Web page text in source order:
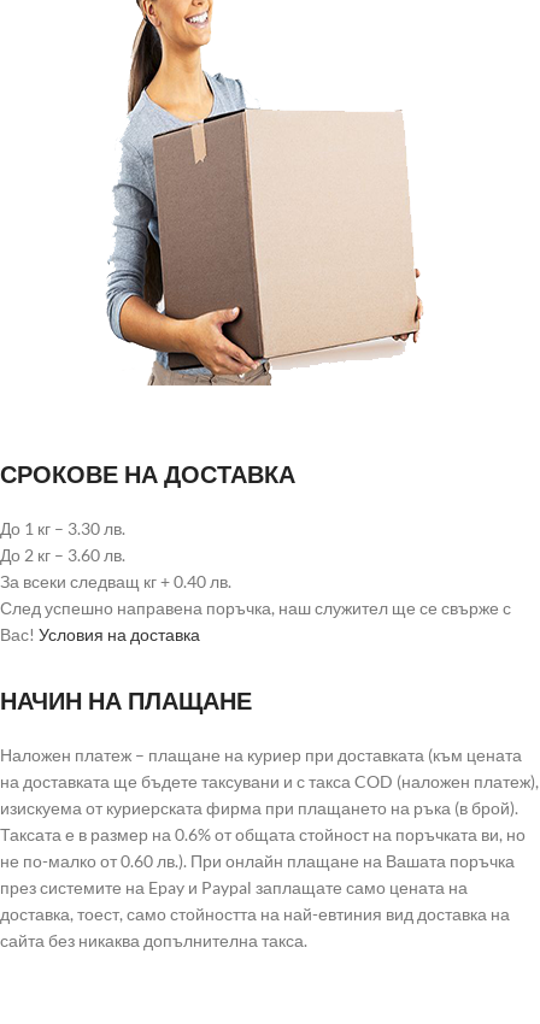
СРОКОВЕ НА ДОСТАВКА
До 1 кг – 3.30 лв.
До 2 кг – 3.60 лв.
За всеки следващ кг + 0.40 лв.
След успешно направена поръчка, наш служител ще се свърже с
Вас! Условия на доставка
НАЧИН НА ПЛАЩАНЕ
Наложен платеж – плащане на куриер при доставката (към цената
на доставката ще бъдете таксувани и с такса COD (наложен платеж),
изискуема от куриерската фирма при плащането на ръка (в брой).
Таксата е в размер на 0.6% от общата стойност на поръчката ви, но
не по-малко от 0.60 лв.). При онлайн плащане на Вашата поръчка
през системите на Epay и Paypal заплащате само цената на
доставка, тоест, само стойността на най-евтиния вид доставка на
сайта без никаква допълнителна такса.